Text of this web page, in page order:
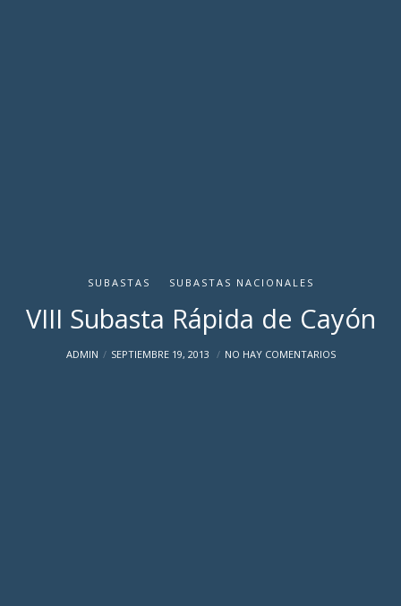
SUBASTAS SUBASTAS NACIONALES
VIII Subasta Rápida de Cayón
ADMIN SEPTIEMBRE 19, 2013 NO HAY COMENTARIOS